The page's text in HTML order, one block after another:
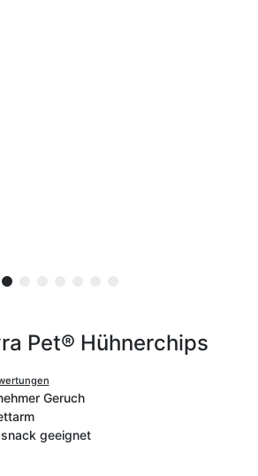
Pet® Hühnerchips
Geruch
geeignet